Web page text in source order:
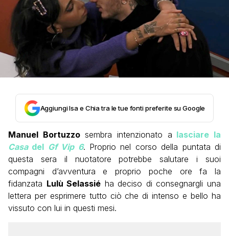
Aggiungi Isa e Chia tra le tue fonti preferite su Google
Manuel Bortuzzosembra intenzionato a lasciare la
Casadel Gf Vip 6. Proprio nel corso della puntata di
questa sera il nuotatore potrebbe salutare i suoi
compagni d’avventura e proprio poche ore fa la
fidanzata Lulù Selassié ha deciso di consegnargli una
lettera per esprimere tutto ciò che di intenso e bello ha
vissuto con lui in questi mesi.